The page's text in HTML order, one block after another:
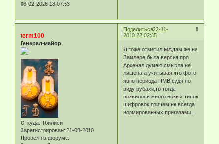
06-02-2026 18:07:53
Поделиться 8
22-11-
2010 22:02:35
term100
Генерал-майор
Откуда: Тбилиси
Зарегистрирован: 21-08-2010
Провел на форуме:
Я тоже отметил МА,там же на
Замлере была версия про
Арсенал,думаю смысла не
лишена,а учитывая,что фото
явно периода ПМВ,судя по
виду рубахи,то тогда
появилось много новых типов
шифровок,причем не всегда
нормированных приказами.